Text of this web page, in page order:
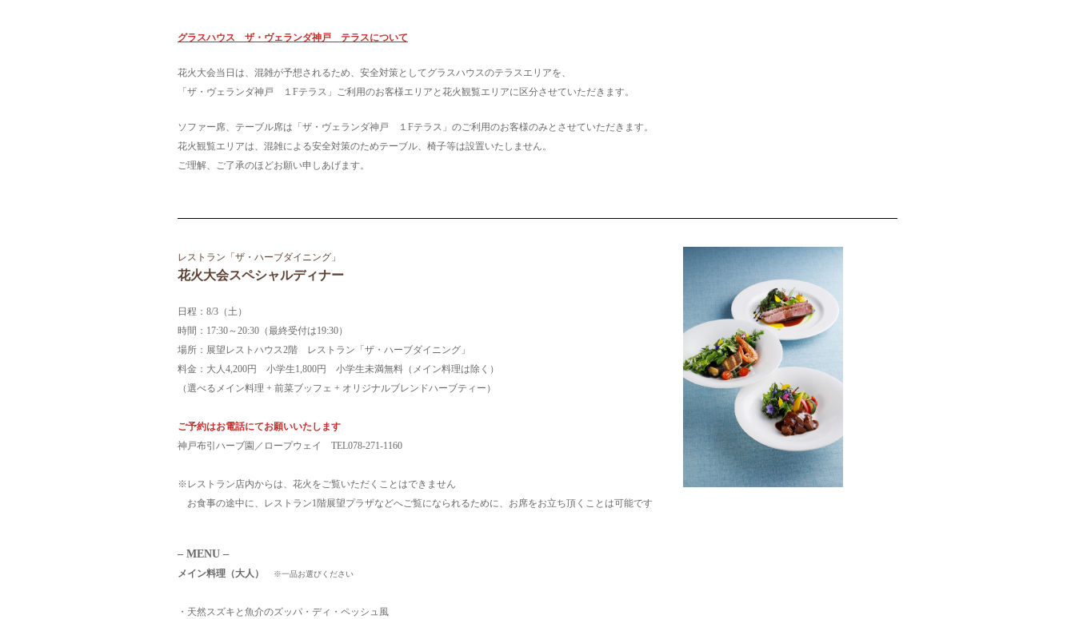
グラスハウス ザ・ヴェランダ神戸 テラスについて
花火大会当日は、混雑が予想されるため、安全対策としてグラスハウスのテラスエリアを、
「ザ・ヴェランダ神戸 １Fテラス」ご利用のお客様エリアと花火観覧エリアに区分させていただきます。
ソファー席、テーブル席は「ザ・ヴェランダ神戸 １Fテラス」のご利用のお客様のみとさせていただきます。
花火観覧エリアは、混雑による安全対策のためテーブル、椅子等は設置いたしません。
ご理解、ご了承のほどお願い申しあげます。
レストラン「ザ・ハーブダイニング」
花火大会スペシャルディナー
日程：8/3（土）
時間：17:30～20:30（最終受付は19:30）
場所：展望レストハウス2階 レストラン「ザ・ハーブダイニング」
料金： 大人4,200円 小学生1,800円 小学生未満無料（メイン料理は除く）
（選べるメイン料理 + 前菜ブッフェ + オリジナルブレンドハーブティー）
ご予約はお電話にてお願いいたします
神戸布引ハーブ園／ロープウェイ TEL078-271-1160
※レストラン店内からは、花火をご覧いただくことはできません
お食事の途中に、レストラン1階展望プラザなどへご覧になられるために、お席をお立ち頂くことは可能です
– MENU –
メイン料理（大人） ※一品お選びください
・天然スズキと魚介のズッパ・ディ・ペッシュ風